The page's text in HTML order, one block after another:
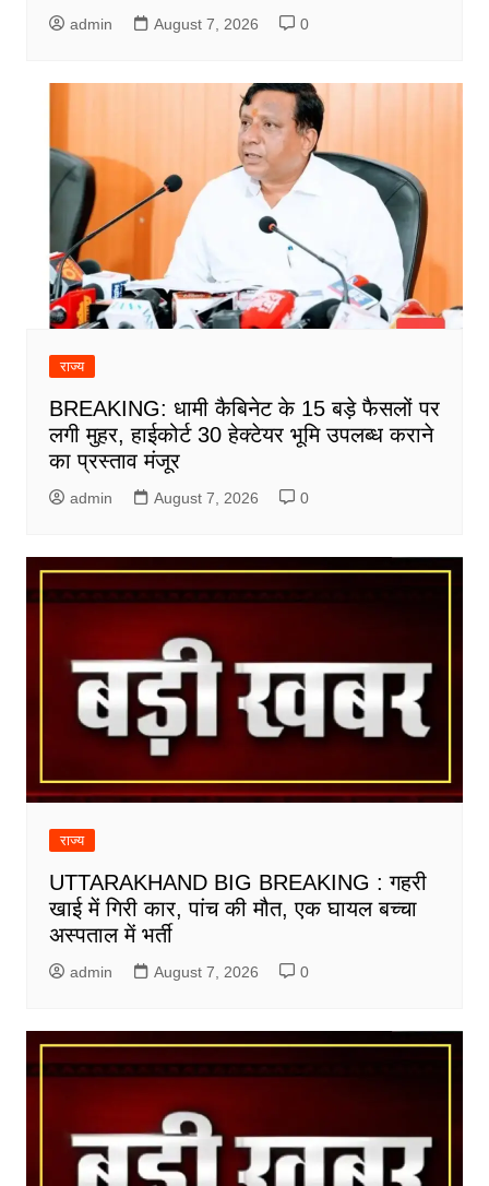
admin August 7, 2026 0
राज्य
BREAKING: धामी कैबिनेट के 15 बड़े फैसलों पर
लगी मुहर, हाईकोर्ट 30 हेक्टेयर भूमि उपलब्ध कराने
का प्रस्ताव मंजूर
admin August 7, 2026 0
राज्य
UTTARAKHAND BIG BREAKING : गहरी
खाई में गिरी कार, पांच की मौत, एक घायल बच्चा
अस्पताल में भर्ती
admin August 7, 2026 0